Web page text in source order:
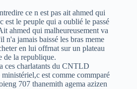
ce n est pas ait ahmed qui
est le peuple qui a oublié le passé
ahmed qui malheureusement va
n'a jamais baissé les bras meme
en lui offrnat sur un plateau
de la republique.
ces charlatants du CNTLD
est comme commparé
707 thanemith agema azizen